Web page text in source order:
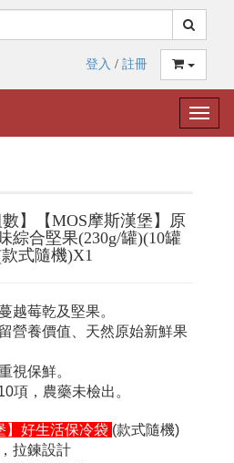
登入 / 註冊
Toggle
】【MOS摩斯漢堡】原
綜合堅果(230g/罐)(10罐
式隨機)X1
越莓乾及堅果。
營養價值、天然原始新鮮果
視保鮮。
項，農藥未檢出。
】好生活保冷袋 (款式隨機)
拉鍊設計